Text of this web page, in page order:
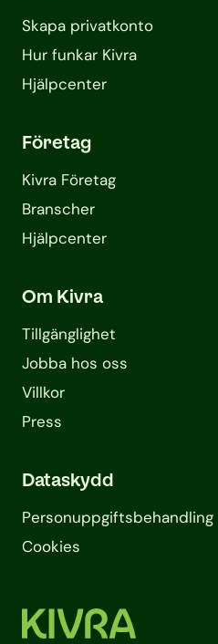
Skapa privatkonto
Hur funkar Kivra
Hjälpcenter
Företag
Kivra Företag
Branscher
Hjälpcenter
Om Kivra
Tillgänglighet
Jobba hos oss
Villkor
Press
Dataskydd
Personuppgifts­behandling
Cookies